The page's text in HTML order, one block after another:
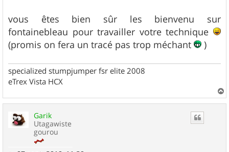
vous êtes bien sûr les bienvenu sur
fontainebleau pour travailler votre technique
(promis on fera un tracé pas trop méchant
)
specialized stumpjumper fsr elite 2008
eTrex Vista HCX
a
Garik
Utagawiste
gourou